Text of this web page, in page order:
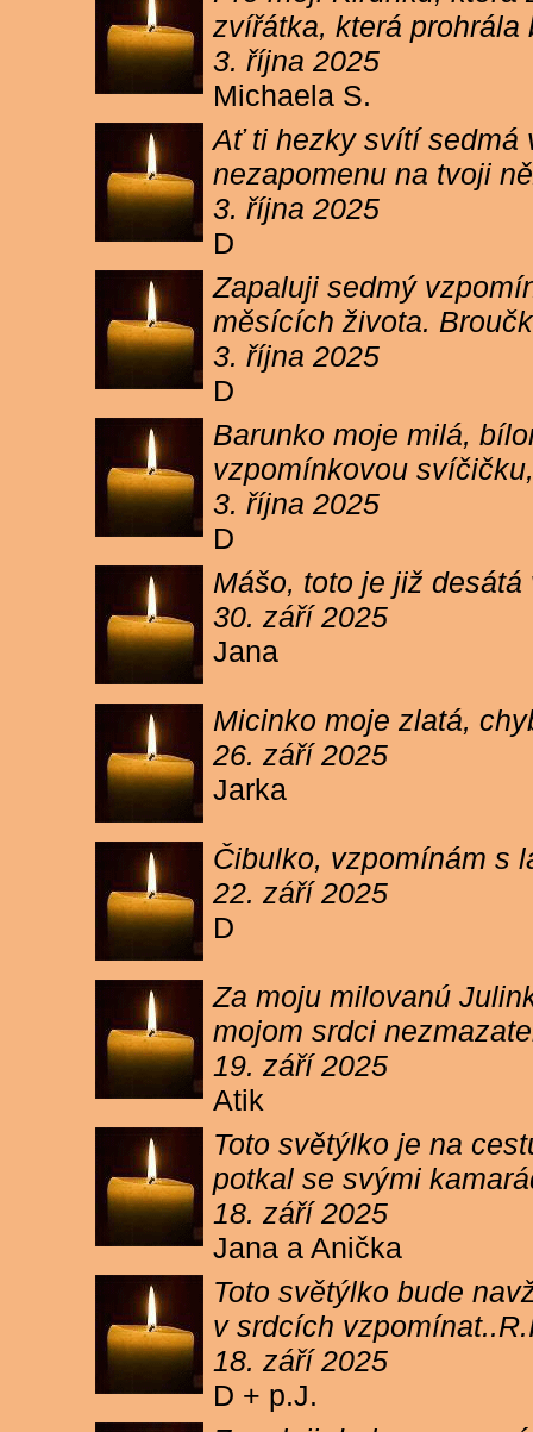
zvířátka, která prohrála
3. října 2025
Michaela S.
Ať ti hezky svítí sedmá
nezapomenu na tvoji
3. října 2025
D
Zapaluji sedmý
měsících života.
3. října 2025
D
Barunko moje milá,
vzpomínkovou
3. října 2025
D
Mášo, toto je již
30. září 2025
Jana
Micinko moje zlatá,
26. září 2025
Jarka
Čibulko, vzpomínám s
22. září 2025
D
Za moju milovanú
mojom srdci
19. září 2025
Atik
Toto světýlko je na
potkal se svými
18. září 2025
Jana a Anička
Toto světýlko bude
v srdcích
18. září 2025
D + p.J.